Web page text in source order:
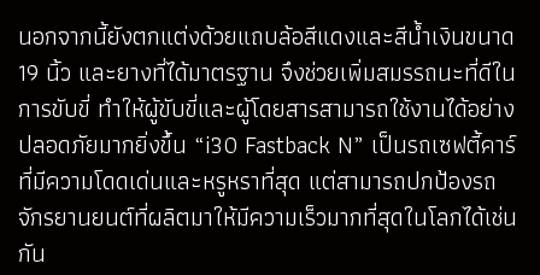
นอกจากนี้ยังตกแต่งด้วยแถบล้อสีแดงและสีน้ำเงินขนาด
19 นิ้ว และยางที่ได้มาตรฐาน จึงช่วยเพิ่มสมรรถนะที่ดีใน
การขับขี่ ทำให้ผู้ขับขี่และผู้โดยสารสามารถใช้งานได้อย่าง
ปลอดภัยมากยิ่งขึ้น “i30 Fastback N” เป็นรถเซฟตี้คาร์
ที่มีความโดดเด่นและหรูหราที่สุด แต่สามารถปกป้องรถ
จักรยานยนต์ที่ผลิตมาให้มีความเร็วมากที่สุดในโลกได้เช่น
กัน